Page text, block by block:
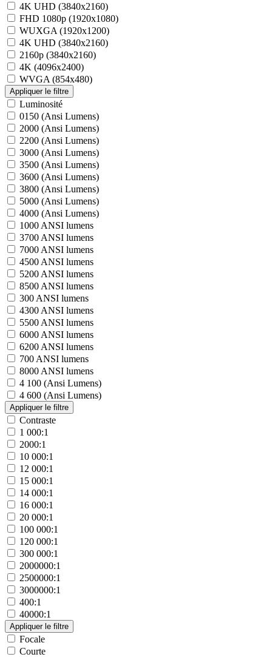
4K UHD (3840x2160)
FHD 1080p (1920x1080)
WUXGA (1920x1200)
4K UHD (3840x2160)
2160p (3840x2160)
4K (4096x2400)
WVGA (854x480)
Luminosité
0150 (Ansi Lumens)
2000 (Ansi Lumens)
2200 (Ansi Lumens)
3000 (Ansi Lumens)
3500 (Ansi Lumens)
3600 (Ansi Lumens)
3800 (Ansi Lumens)
5000 (Ansi Lumens)
4000 (Ansi Lumens)
1000 ANSI lumens
3700 ANSI lumens
7000 ANSI lumens
4500 ANSI lumens
5200 ANSI lumens
8500 ANSI lumens
300 ANSI lumens
4300 ANSI lumens
5500 ANSI lumens
6000 ANSI lumens
6200 ANSI lumens
700 ANSI lumens
8000 ANSI lumens
4 100 (Ansi Lumens)
4 600 (Ansi Lumens)
Contraste
1 000:1
2000:1
10 000:1
12 000:1
15 000:1
14 000:1
16 000:1
20 000:1
100 000:1
120 000:1
300 000:1
2000000:1
2500000:1
3000000:1
400:1
40000:1
Focale
Courte